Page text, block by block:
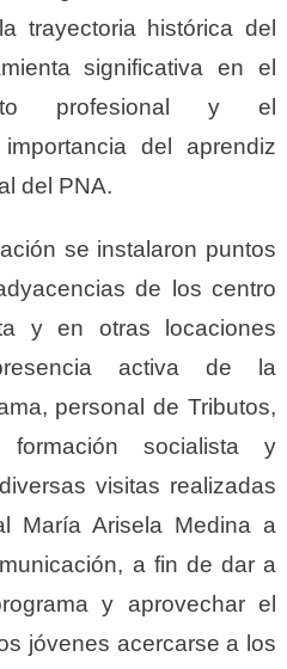
trayectoria histórica del
significativa en el
profesional y el
del aprendiz
del PNA.
se instalaron puntos
de los centro
y en otras locaciones
activa de la
personal de Tributos,
socialista y
visitas realizadas
María Arisela Medina a
a fin de dar a
y aprovechar el
jóvenes acercarse a los